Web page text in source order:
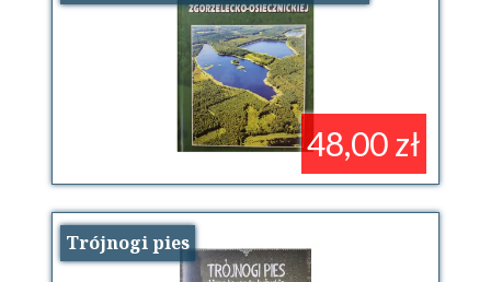
48,00 zł
Trójnogi pies